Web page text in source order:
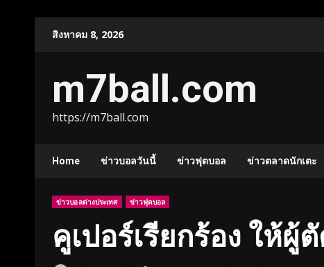
สิงหาคม 8, 2026
m7ball.com
https://m7ball.com
Home ข่าวบอลวันนี้ ข่าวฟุตบอล ข่าวตลาดนักเตะ
ข่าวบอลต่างประเทศ ข่าวฟุตบอล
คูเปอร์เรียกร้อง ให้